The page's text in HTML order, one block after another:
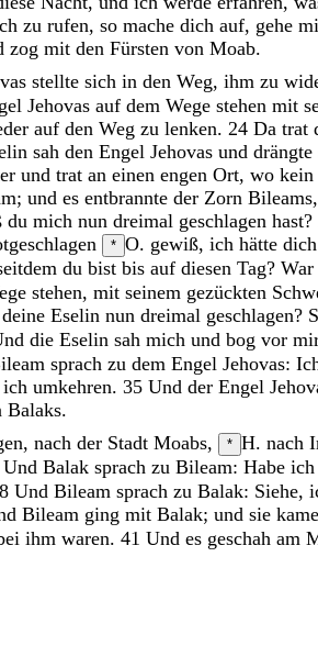
zu rufen, so mache dich auf, gehe
zog mit den Fürsten von Moab.
stellte sich in den Weg, ihm zu
Jehovas auf dem Wege stehen mit
auf den Weg zu lenken. 24 Da trat
sah den Engel Jehovas und drängte
und trat an einen engen Ort, wo kein
; und es entbrannte der Zorn Bileams,
du mich nun dreimal geschlagen hast?
* O. gewiß, ich hätte
du bist bis auf diesen Tag? War
stehen, mit seinem gezückten
deine Eselin nun dreimal geschlagen?
die Eselin sah mich und bog vor
sprach zu dem Engel Jehovas:
ich umkehren. 35 Und der Engel
Balaks.
, nach der Stadt Moabs, * H. nach
Und Balak sprach zu Bileam: Habe ich
Und Bileam sprach zu Balak: Siehe,
Bileam ging mit Balak; und sie
ihm waren. 41 Und es geschah am